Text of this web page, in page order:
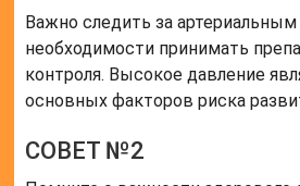
Важно следить за
необходимости принимать
контроля. Высокое давление
основных факторов риска
СОВЕТ №2